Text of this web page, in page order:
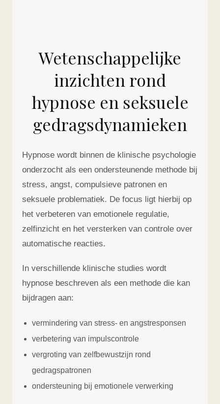
Wetenschappelijke
inzichten rond
hypnose en seksuele
gedragsdynamieken
Hypnose wordt binnen de klinische psychologie
onderzocht als een ondersteunende methode bij
stress, angst, compulsieve patronen en
seksuele problematiek. De focus ligt hierbij op
het verbeteren van emotionele regulatie,
zelfinzicht en het versterken van controle over
automatische reacties.
In verschillende klinische studies wordt
hypnose beschreven als een methode die kan
bijdragen aan:
vermindering van stress- en angstresponsen
verbetering van impulscontrole
vergroting van zelfbewustzijn rond
gedragspatronen
ondersteuning bij emotionele verwerking